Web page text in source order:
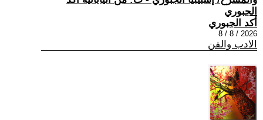
الجبوري
أكد الجبوري
2026 / 8 / 8
الادب والفن